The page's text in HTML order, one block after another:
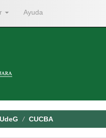
Ayuda
CUCBA